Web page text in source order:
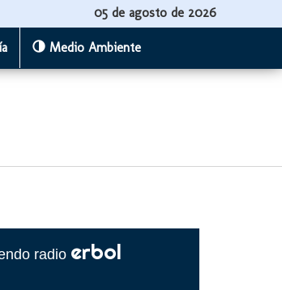
05 de agosto de 2026
Medio Ambiente
radio erbol